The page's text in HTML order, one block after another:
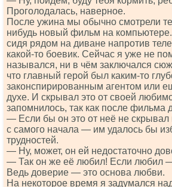
Проголодалась, наверное.
После ужина мы обычно смотрели
нибудь новый фильм на компьютере.
сидя рядом на диване напротив
какой-то боевик. Сейчас я уже не
назывался, ни в чём заключался
что главный герой был каким-то
законспирированным агентом или
духе. И скрывал это от своей
запомнилось, так как после фильма
— Если бы он это от неё не скрывал
с самого начала — им удалось бы
трудностей.
— Ну, может, он ей недостаточно
— Так он же её любил! Если любил —
Ведь доверие — это основа любви.
На некоторое время я задумался